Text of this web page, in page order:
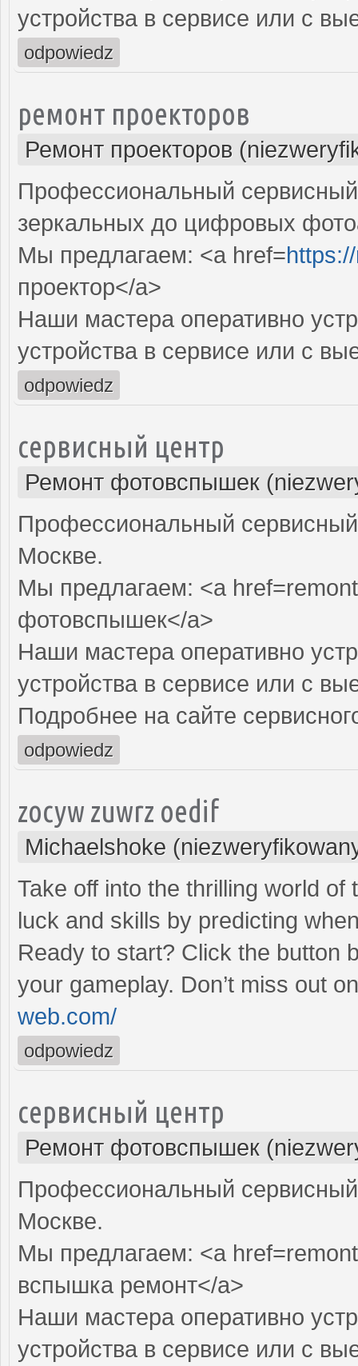
устройства в сервисе или с
odpowiedz
ремонт проекторов
Ремонт проекторов
Профессиональный
зеркальных до цифровых
Мы предлагаем: <a href=
проектор</a>
Наши мастера оперативно
устройства в сервисе или с
odpowiedz
сервисный центр
Ремонт фотовспышек
Профессиональный
Москве.
Мы предлагаем: <a
фотовспышек</a>
Наши мастера оперативно
устройства в сервисе или с
Подробнее на сайте
odpowiedz
zocyw zuwrz oedif
Michaelshoke
Take off into the thrilling world
luck and skills by predicting
Ready to start? Click the button
your gameplay. Don’t miss out
web.com/
odpowiedz
сервисный центр
Ремонт фотовспышек
Профессиональный
Москве.
Мы предлагаем: <a
вспышка ремонт</a>
Наши мастера оперативно
устройства в сервисе или с